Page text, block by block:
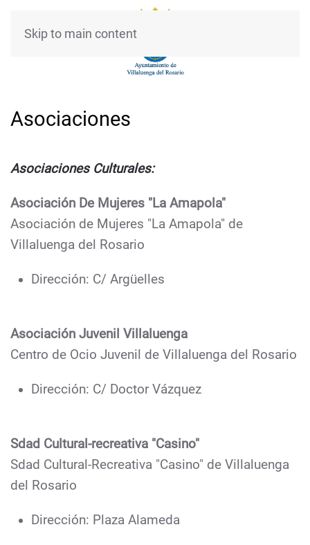
Skip to main content
Asociaciones
Asociaciones Culturales:
Asociación De Mujeres "La Amapola"
Asociación de Mujeres "La Amapola" de
Villaluenga del Rosario
Dirección: C/ Argüelles
Asociación Juvenil Villaluenga
Centro de Ocio Juvenil de Villaluenga del Rosario
Dirección: C/ Doctor Vázquez
Sdad Cultural-recreativa "Casino"
Sdad Cultural-Recreativa "Casino" de Villaluenga
del Rosario
Dirección: Plaza Alameda